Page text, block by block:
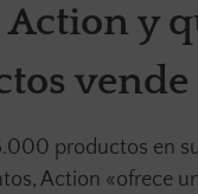
Action y
vende
productos en
Action «ofrece